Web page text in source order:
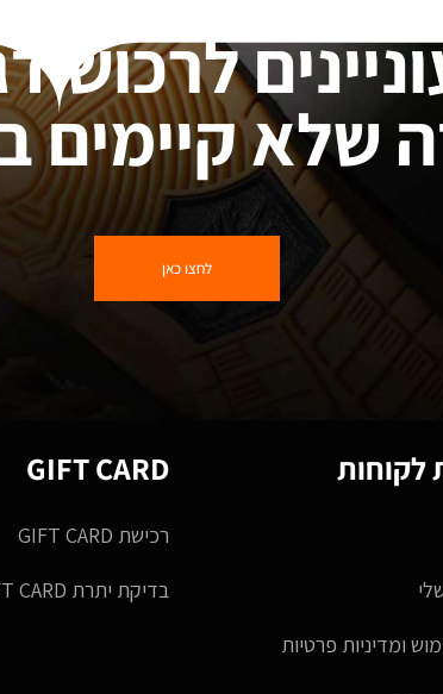
לרכוש
שלא קיימים
לחצו כאן
לקוחות
ומדיניות פרטיות
GIFT CARD
רכישת GIFT CARD
בדיקת יתרת GIFT CARD